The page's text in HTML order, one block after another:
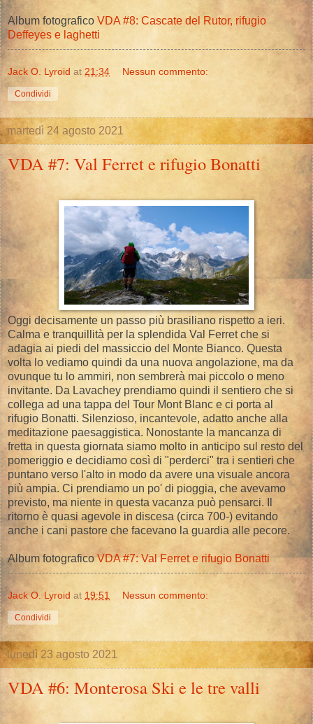
Album fotografico VDA #8: Cascate del Rutor, rifugio
Deffeyes e laghetti
Jack O. Lyroid at 21:34 Nessun commento:
Condividi
martedì 24 agosto 2021
VDA #7: Val Ferret e rifugio Bonatti
Oggi decisamente un passo più brasiliano rispetto a ieri.
Calma e tranquillità per la splendida Val Ferret che si
adagia ai piedi del massiccio del Monte Bianco. Questa
volta lo vediamo quindi da una nuova angolazione, ma da
ovunque tu lo ammiri, non sembrerà mai piccolo o meno
invitante. Da Lavachey prendiamo quindi il sentiero che si
collega ad una tappa del Tour Mont Blanc e ci porta al
rifugio Bonatti. Silenzioso, incantevole, adatto anche alla
meditazione paesaggistica. Nonostante la mancanza di
fretta in questa giornata siamo molto in anticipo sul resto del
pomeriggio e decidiamo così di "perderci" tra i sentieri che
puntano verso l'alto in modo da avere una visuale ancora
più ampia. Ci prendiamo un po' di pioggia, che avevamo
previsto, ma niente in questa vacanza può pensarci. Il
ritorno è quasi agevole in discesa (circa 700-) evitando
anche i cani pastore che facevano la guardia alle pecore.
Album fotograficoVDA #7: Val Ferret e rifugio Bonatti
Jack O. Lyroid at 19:51 Nessun commento:
Condividi
lunedì 23 agosto 2021
VDA #6: Monterosa Ski e le tre valli